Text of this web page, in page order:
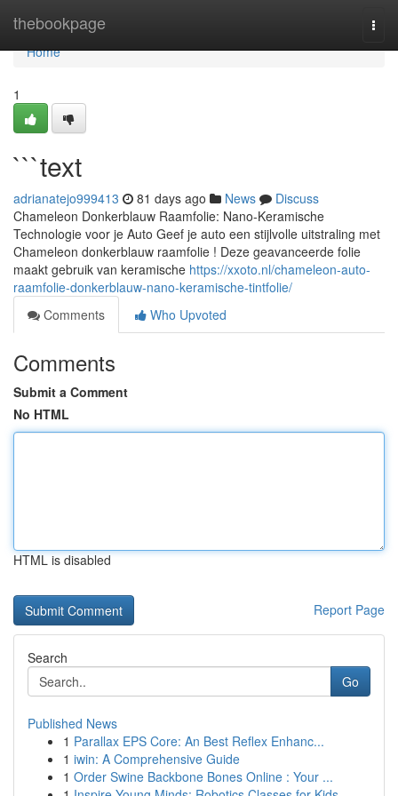
thebookpage
Home
Home
1
```text
adrianatejo999413 81 days ago News
Discuss
Chameleon Donkerblauw Raamfolie: Nano-Keramische
Technologie voor je Auto Geef je auto een stijlvolle uitstraling met
Chameleon donkerblauw raamfolie ! Deze geavanceerde folie
maakt gebruik van keramische https://xxoto.nl/chameleon-auto-
raamfolie-donkerblauw-nano-keramische-tintfolie/
Comments
Who Upvoted
Comments
Submit a Comment
No HTML
HTML is disabled
Report Page
Search
Go
Published News
1 Parallax EPS Core: An Best Reflex Enhanc...
1 iwin: A Comprehensive Guide
1 Order Swine Backbone Bones Online : Your ...